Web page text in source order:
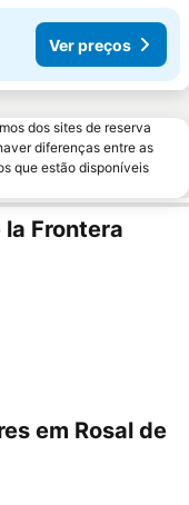
Ver preços
dos sites de reserva
diferenças entre as
que estão disponíveis
Frontera
em Rosal de